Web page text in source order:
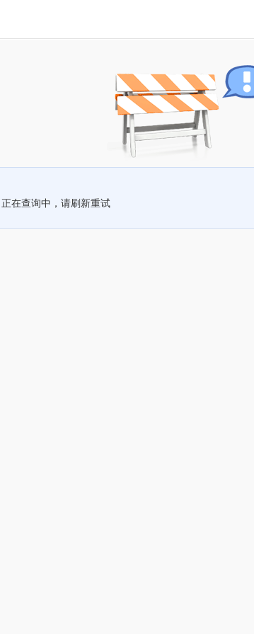
正在查询中，请刷新重试